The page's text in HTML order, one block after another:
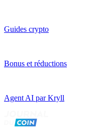
Guides crypto
Bonus et réductions
Agent AI par Kryll